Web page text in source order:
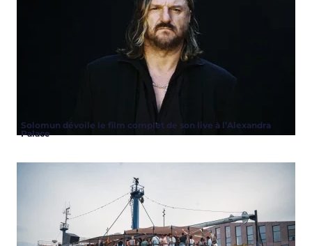
Solomun dévoile le film complet de son live à l’Alexandra
Palace